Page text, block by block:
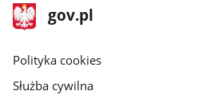
stopka
gov.pl
Strona
gov.pl
gov.pl
Polityka cookies
Służba cywilna